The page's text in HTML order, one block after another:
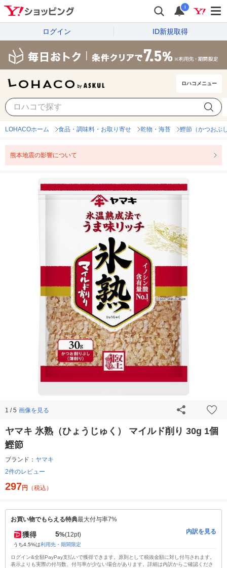
i
ログイン ID新規取得
ロハコメニュー
LOHACOホーム 食品・調味料・お取り寄せ 乾物・海苔 鰹節（かつおぶ
熊本地震の影響について
1 / 5 画像を見る
ヤマキ 氷熟（ひょうじゅく） マイルド削り 30g 1個
鰹節
ブランド： ヤマキ
2件のレビュー
297円 （税込）
お買い物でもらえる特典最大付与率7%
獲得 5%(12pt)
うち4.5%は利用先・期間限定
内訳を見る
ログイン&全額PayPay支払いで獲得できます。原則として税抜金額に対し付与されます。
表示よりも実際の付与数、付与率が少ない場合があります。詳細は内訳からご確認くださ